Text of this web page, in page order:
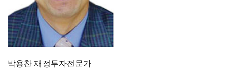
박용찬 재정투자전문가